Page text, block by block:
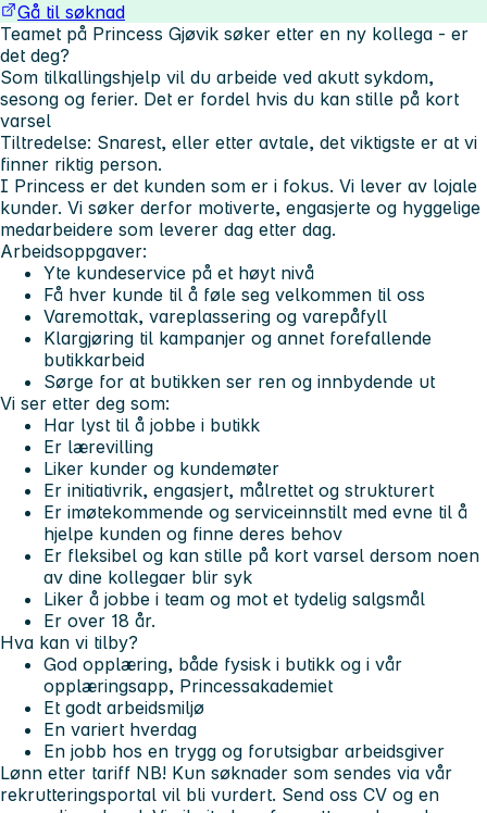
Gå til søknad
Teamet på Princess Gjøvik søker etter en ny kollega - er
det deg?
Som tilkallingshjelp vil du arbeide ved akutt sykdom,
sesong og ferier. Det er fordel hvis du kan stille på kort
varsel
Tiltredelse: Snarest, eller etter avtale, det viktigste er at vi
finner riktig person.
I Princess er det kunden som er i fokus. Vi lever av lojale
kunder. Vi søker derfor motiverte, engasjerte og hyggelige
medarbeidere som leverer dag etter dag.
Arbeidsoppgaver:
Yte kundeservice på et høyt nivå
Få hver kunde til å føle seg velkommen til oss
Varemottak, vareplassering og varepåfyll
Klargjøring til kampanjer og annet forefallende
butikkarbeid
Sørge for at butikken ser ren og innbydende ut
Vi ser etter deg som:
Har lyst til å jobbe i butikk
Er lærevilling
Liker kunder og kundemøter
Er initiativrik, engasjert, målrettet og strukturert
Er imøtekommende og serviceinnstilt med evne til å
hjelpe kunden og finne deres behov
Er fleksibel og kan stille på kort varsel dersom noen
av dine kollegaer blir syk
Liker å jobbe i team og mot et tydelig salgsmål
Er over 18 år.
Hva kan vi tilby?
God opplæring, både fysisk i butikk og i vår
opplæringsapp, Princessakademiet
Et godt arbeidsmiljø
En variert hverdag
En jobb hos en trygg og forutsigbar arbeidsgiver
Lønn etter tariff NB! Kun søknader som sendes via vår
rekrutteringsportal vil bli vurdert. Send oss CV og en